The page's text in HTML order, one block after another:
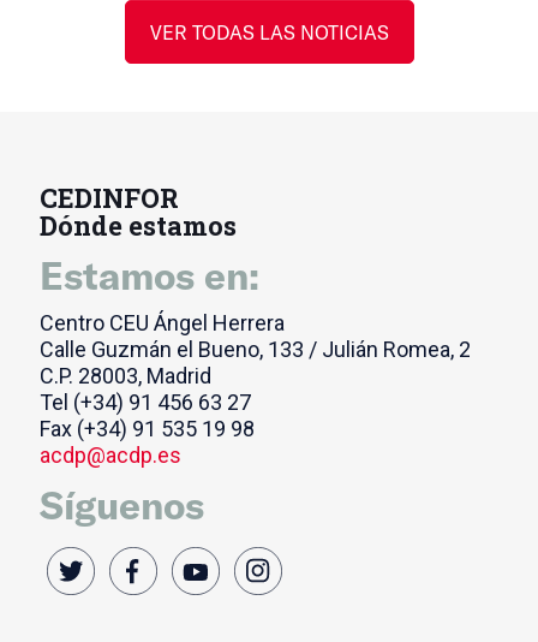
Herrera Oria / Ocaña Medina
VER TODAS LAS NOTICIAS
CEDINFOR
Dónde estamos
Estamos en:
Centro CEU Ángel Herrera
Calle Guzmán el Bueno, 133 / Julián Romea, 2
C.P. 28003, Madrid
Tel (+34) 91 456 63 27
Fax (+34) 91 535 19 98
acdp@acdp.es
Síguenos